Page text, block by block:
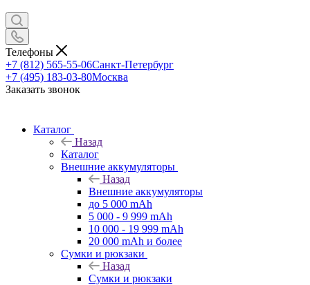
Телефоны
+7 (812) 565-55-06Санкт-Петербург
+7 (495) 183-03-80Москва
Заказать звонок
Каталог
Назад
Каталог
Внешние аккумуляторы
Назад
Внешние аккумуляторы
до 5 000 mAh
5 000 - 9 999 mAh
10 000 - 19 999 mAh
20 000 mAh и более
Сумки и рюкзаки
Назад
Сумки и рюкзаки